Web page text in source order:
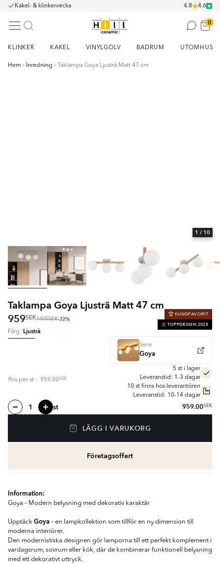
Kakel- & klinkervecka 4.8 4.6
0
KLINKER KAKEL VINYLGOLV BADRUM UTOMHUS
Hem Inredning Taklampa Goya Ljusträ Matt 47 cm
1 / 10
Taklampa Goya Ljusträ Matt 47 cm
959SEK1405SEK-32%
🏆 KUNDFAVORIT
🥇 TOPPDESIGN 2025
Färg: Ljusträ
Serie
Goya
Pris per st : 959.00SEK
5 st i lager
Leveranstid: 1-3 dagar
10 st finns hos leverantören
Leveranstid: 10-14 dagar
st 959.00SEK
LÄGG I VARUKORG
Företagsoffert
Information:
Goya – Modern belysning med dekorativ karaktär
Upptäck Goya – en lampkollektion som tillför en ny dimension till
moderna interiörer.
Den modernistiska designen gör lamporna till ett perfekt komplement i
vardagsrum, sovrum eller kök, där de kombinerar funktionell belysning
med ett dekorativt uttryck.